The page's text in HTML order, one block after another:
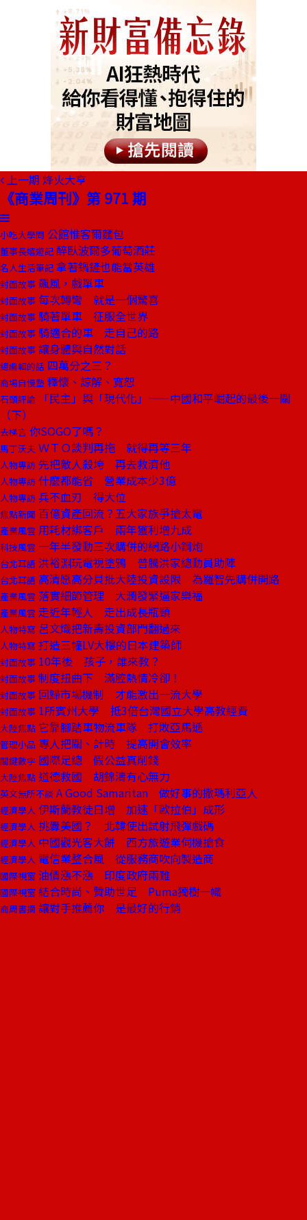
上一期 烽火大亨
《商業周刊》第 971 期
小吃大學問 公館惟客爾麵包
董事長嬉遊記 醉臥波爾多葡萄酒莊
名人生活筆記 拿著鍋鏟也能當英雄
封面故事 飆風，戲單車
封面故事 每次轉彎 就是一個驚喜
封面故事 騎著單車 征服全世界
封面故事 騎適合的車 走自己的路
封面故事 讓身體與自然對話
總編輯的話 四萬分之三？
商場自慢塾 釋懷、諒解、寬恕
石頭評論
「民主」與「現代化」——中國和平崛起的最後一關
（下）
去梯言 你SOGO了嗎？
馬丁沃夫 ＷＴＯ談判再拖 就得再等三年
人物專訪 先把敵人殺垮 再去救濟他
人物專訪 什麼都能省 營業成本少3億
人物專訪 兵不血刃 得大位
焦點新聞 百億資產回流？五大家族爭搶太電
產業風雲 用耗材綁客戶 兩年獲利增九成
科技風雲 一年半發動三次購併的網路小鋼炮
台北耳語 洪裕淵玩電視塗鴉 普騰洪家總動員助陣
台北耳語 高清愿高分貝批大陸投資設限 為羅智先購併開路
產業風雲 落實細節管理 大潤發緊逼家樂福
產業風雲 走近年輕人 走出成長瓶頸
人物特寫 呂文熾把新壽投資部門翻過來
人物特寫 打造三幢LV大樓的日本建築師
封面故事 10年後 孩子，誰來教？
封面故事 制度扭曲下 滿腔熱情冷卻！
封面故事 回歸市場機制 才能激出一流大學
封面故事 1所賓州大學 抵3倍台灣國立大學高教經費
大陸焦點 它靠腳踏車物流車隊 打敗亞馬遜
管理小品 專人把關、計時 提高開會效率
關鍵數字 國際足總 假公益真削錢
大陸焦點 道德救國 胡錦濤有心無力
英文無所不談 A Good Samaritan 做好事的撒瑪利亞人
經濟學人 伊斯蘭教徒日增 加速「歐拉伯」成形
經濟學人 挑釁美國？ 北韓使出試射飛彈戲碼
經濟學人 中國觀光客大餅 西方旅遊業伺機搶食
經濟學人 電信業整合風 從服務商吹向製造商
國際視窗 油價漲不漲 印度政府兩難
國際視窗 結合時尚、贊助世足 Puma獨樹一幟
商周書摘 讓對手推薦你 是最好的行銷